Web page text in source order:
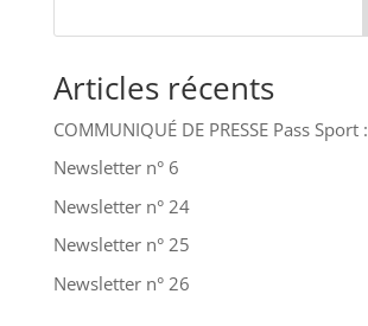
Articles récents
COMMUNIQUÉ DE PRESSE Pass Sport :
Newsletter n° 6
Newsletter n° 24
Newsletter n° 25
Newsletter n° 26